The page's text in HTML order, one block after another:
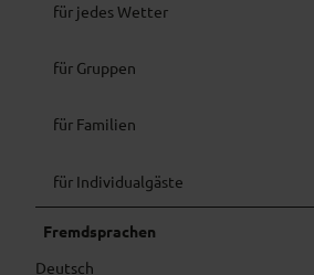
für jedes Wetter
für Gruppen
für Familien
für Individualgäste
Fremdsprachen
Deutsch